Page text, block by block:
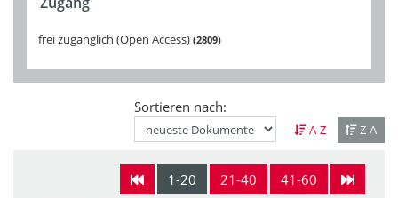
frei zugänglich (Open Access) 2809
Sortieren nach:
A-Z Z-A
1-20 21-40
41-60